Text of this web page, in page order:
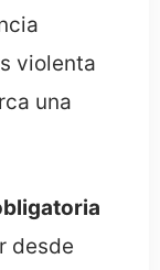
violenta
una
desde